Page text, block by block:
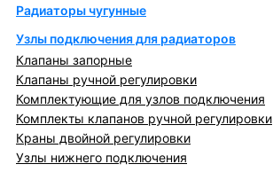
Радиаторы чугунные
Узлы подключения для радиаторов
Клапаны запорные
Клапаны ручной регулировки
Комплектующие для узлов подключения
Комплекты клапанов ручной регулировки
Краны двойной регулировки
Узлы нижнего подключения